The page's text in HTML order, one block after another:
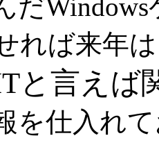
だ
れば来年
と言えば
を仕入れ